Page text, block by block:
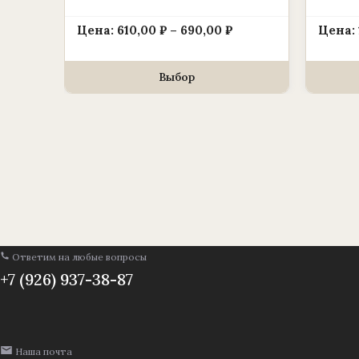
Цена: 610,00 ₽ – 690,00 ₽Диапазон
Выбор
Цена:
Ответим на любые вопросы
+7 (926) 937-38-87
Наша почта